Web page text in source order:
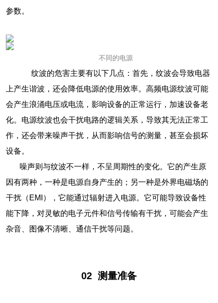
参数。
不同的电源
纹波的危害主要有以下几点：首先，纹波会导致电器
上产生谐波，还会降低电源的使用效率。高频电源纹波可能
会产生浪涌电压或电流，影响设备的正常运行，加速设备老
化。电源纹波也会干扰电路的逻辑关系，导致其无法正常工
作，还会带来噪声干扰，从而影响信号的测量，甚至会损坏
设备。
噪声则与纹波不一样，不呈周期性的变化。它的产生原
因有两种，一种是电源自身产生的；另一种是外界电磁场的
干扰（EMI），它能通过辐射进入电源。它可能导致设备性
能下降，对灵敏的电子元件和信号传输有干扰，可能会产生
杂音、图像不清晰、通信干扰等问题。
02 测量准备